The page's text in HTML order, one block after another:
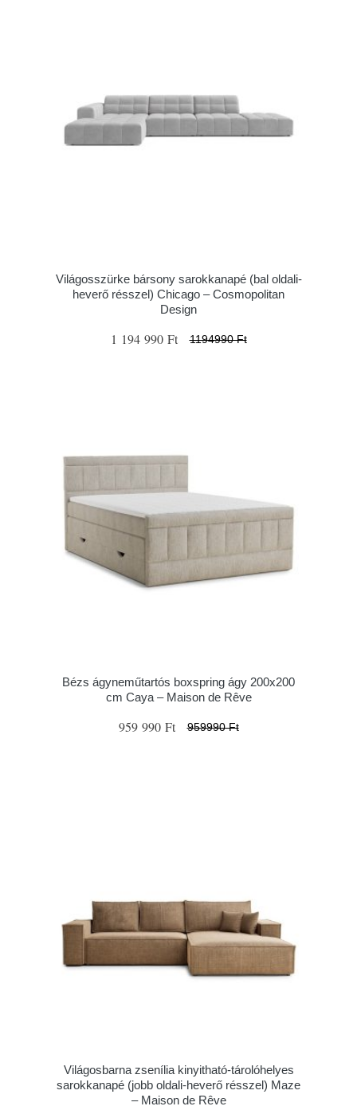
Világosszürke bársony sarokkanapé (bal oldali-
heverő résszel) Chicago – Cosmopolitan
Design
1 194 990 Ft 1194990 Ft
Bézs ágyneműtartós boxspring ágy 200x200
cm Caya – Maison de Rêve
959 990 Ft 959990 Ft
Világosbarna zsenília kinyitható-tárolóhelyes
sarokkanapé (jobb oldali-heverő résszel) Maze
– Maison de Rêve